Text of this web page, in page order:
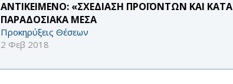
ΑΝΤΙΚΕΙΜΕΝΟ: «ΣΧΕΔΙΑΣΗ ΠΡΟΪΟΝΤΩΝ ΚΑΙ
ΠΑΡΑΔΟΣΙΑΚΑ ΜΕΣΑ
Προκηρύξεις Θέσεων
2 Φεβ 2018